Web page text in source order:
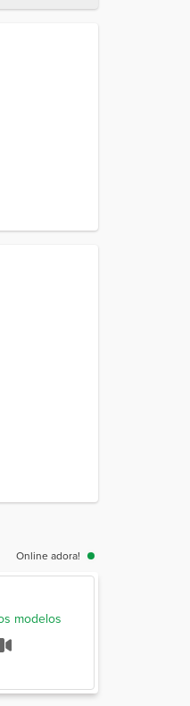
Online adora!
modelos